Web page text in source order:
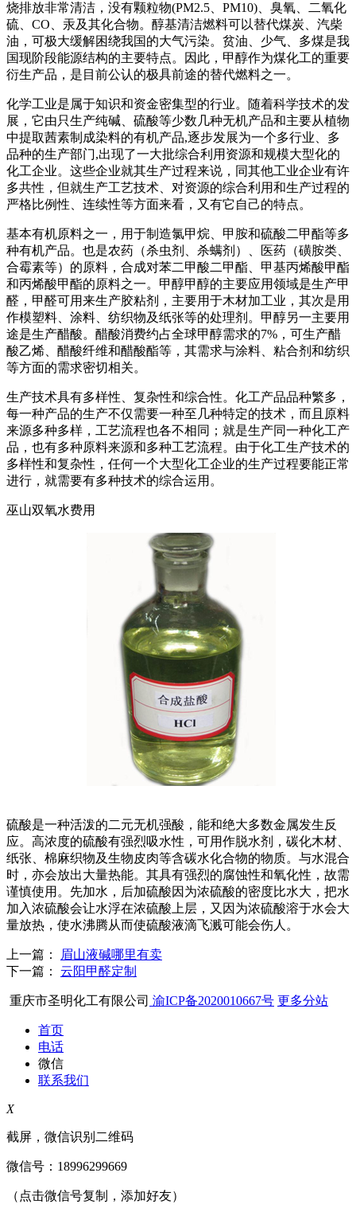
烧排放非常清洁，没有颗粒物(PM2.5、PM10)、臭氧、二氧化
硫、CO、汞及其化合物。醇基清洁燃料可以替代煤炭、汽柴
油，可极大缓解困绕我国的大气污染。贫油、少气、多煤是我
国现阶段能源结构的主要特点。因此，甲醇作为煤化工的重要
衍生产品，是目前公认的极具前途的替代燃料之一。
化学工业是属于知识和资金密集型的行业。随着科学技术的发
展，它由只生产纯碱、硫酸等少数几种无机产品和主要从植物
中提取茜素制成染料的有机产品,逐步发展为一个多行业、多
品种的生产部门,出现了一大批综合利用资源和规模大型化的
化工企业。这些企业就其生产过程来说，同其他工业企业有许
多共性，但就生产工艺技术、对资源的综合利用和生产过程的
严格比例性、连续性等方面来看，又有它自己的特点。
基本有机原料之一，用于制造氯甲烷、甲胺和硫酸二甲酯等多
种有机产品。也是农药（杀虫剂、杀螨剂）、医药（磺胺类、
合霉素等）的原料，合成对苯二甲酸二甲酯、甲基丙烯酸甲酯
和丙烯酸甲酯的原料之一。甲醇甲醇的主要应用领域是生产甲
醛，甲醛可用来生产胶粘剂，主要用于木材加工业，其次是用
作模塑料、涂料、纺织物及纸张等的处理剂。甲醇另一主要用
途是生产醋酸。醋酸消费约占全球甲醇需求的7%，可生产醋
酸乙烯、醋酸纤维和醋酸酯等，其需求与涂料、粘合剂和纺织
等方面的需求密切相关。
生产技术具有多样性、复杂性和综合性。化工产品品种繁多，
每一种产品的生产不仅需要一种至几种特定的技术，而且原料
来源多种多样，工艺流程也各不相同；就是生产同一种化工产
品，也有多种原料来源和多种工艺流程。由于化工生产技术的
多样性和复杂性，任何一个大型化工企业的生产过程要能正常
进行，就需要有多种技术的综合运用。
巫山双氧水费用
硫酸是一种活泼的二元无机强酸，能和绝大多数金属发生反
应。高浓度的硫酸有强烈吸水性，可用作脱水剂，碳化木材、
纸张、棉麻织物及生物皮肉等含碳水化合物的物质。与水混合
时，亦会放出大量热能。其具有强烈的腐蚀性和氧化性，故需
谨慎使用。先加水，后加硫酸因为浓硫酸的密度比水大，把水
加入浓硫酸会让水浮在浓硫酸上层，又因为浓硫酸溶于水会大
量放热，使水沸腾从而使硫酸液滴飞溅可能会伤人。
上一篇：
眉山液碱哪里有卖
下一篇： 云阳甲醛定制
重庆市圣明化工有限公司 渝ICP备2020010667号 更多分站
首页
电话
微信
联系我们
X
截屏，微信识别二维码
微信号： 18996299669
（点击微信号复制，添加好友）